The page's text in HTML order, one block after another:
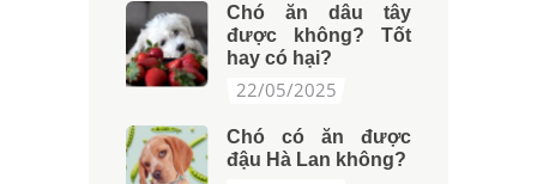
Chó ăn dâu tây
được không? Tốt
hay có hại?
22/05/2025
Chó có ăn được
đậu Hà Lan không?